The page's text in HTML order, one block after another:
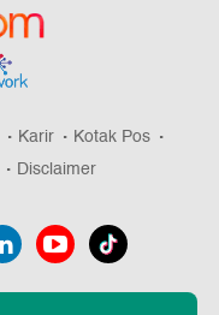
Karir
Kotak Pos
Disclaimer